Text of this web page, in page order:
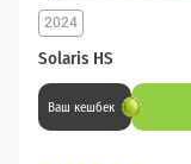
Solaris HS
2024
Ваш кешбек